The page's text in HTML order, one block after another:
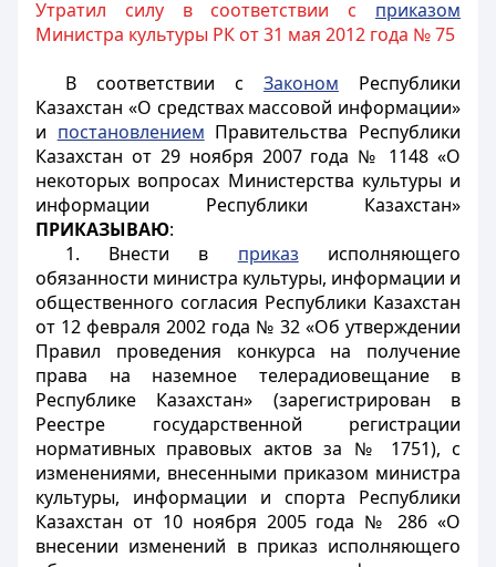
Утратил силу в соответствии с приказом
Министра культуры РК от 31 мая 2012 года № 75
В соответствии с Законом Республики
Казахстан «О средствах массовой информации»
и постановлением Правительства Республики
Казахстан от 29 ноября 2007 года № 1148 «О
некоторых вопросах Министерства культуры и
информации Республики Казахстан»
ПРИКАЗЫВАЮ:
1. Внести в приказ исполняющего
обязанности министра культуры, информации и
общественного согласия Республики Казахстан
от 12 февраля 2002 года № 32 «Об утверждении
Правил проведения конкурса на получение
права на наземное телерадиовещание в
Республике Казахстан» (зарегистрирован в
Реестре государственной регистрации
нормативных правовых актов за № 1751), с
изменениями, внесенными приказом министра
культуры, информации и спорта Республики
Казахстан от 10 ноября 2005 года № 286 «О
внесении изменений в приказ исполняющего